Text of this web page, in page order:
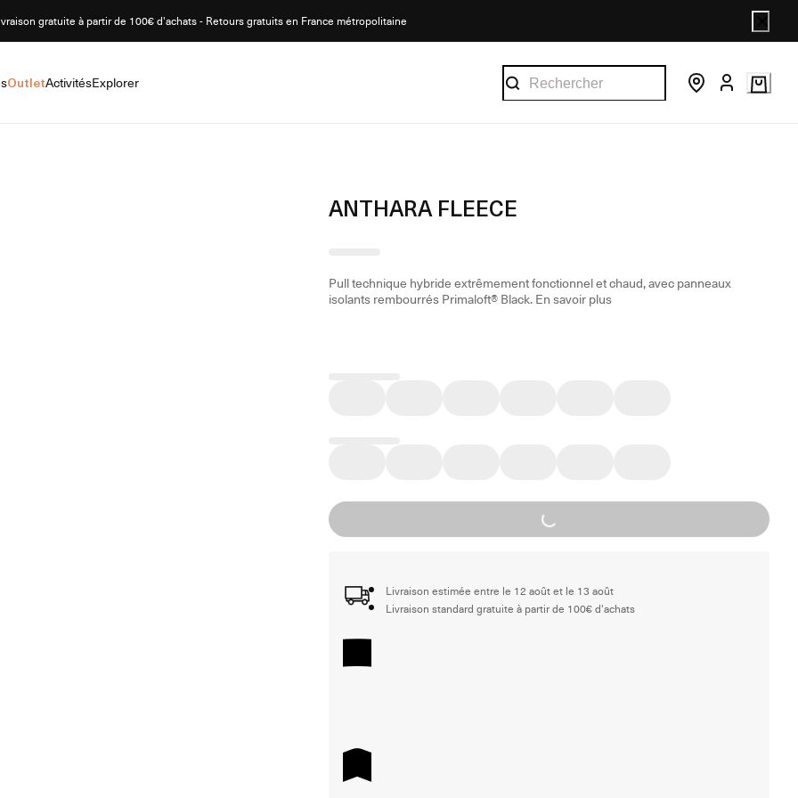
gratuite à partir de 100€ d'achats - Retours gratuits en France métropolitaine
OutletActivitésExplorer
ANTHARA FLEECE
Pull technique hybride extrêmement fonctionnel et chaud, avec panneaux
isolants rembourrés Primaloft® Black.En savoir plus
Loading...
Livraison estimée entre le 12 août et le 13 août
Livraison standard gratuite à partir de 100€ d'achats